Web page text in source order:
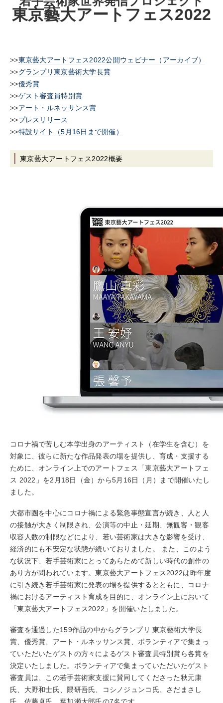
東京藝大アートフェス2022
>>東京藝大アートフェス2022公開ウェビナー（アーカイブ）
>>グランプリ東京藝術大学長賞
>>優秀賞
>>ゲスト審査員特別賞
>>アート・ルネッサンス賞
>>プレスリリース
>>特設サイト（5月16日まで開催）
東京藝大アートフェス2022概要
コロナ禍で苦しむ本学出身のアーティスト（在学生を含む）を
対象に、彼らに新たな作品発表の場を提供し、育成・支援する
ために、オンライン上でのアートフェス「東京藝大アートフェ
ス 2022」を2月18日（金）から5月16日（月）まで開催いたし
ました。
大都市圏を中心にコロナ禍による緊急事態宣言が続き、人と人
の接触が大きく制限され、公演等の中止・延期、無観客・観客
収容人数の制限などにより、若い芸術家は大きな影響を受け、
経済的にも不安定な状態が続いておりました。 また、このよう
な状況下、若手芸術家にとってあらためて新しい時代の創作の
あり方が問われています。東京藝大アートフェス2022は昨年度
に引き続き若手芸術家に発表の場を提供するとともに、コロナ
禍におけるアーティスト育成を目的に、オンライン上において
「東京藝大アートフェス2022」を開催いたしました。
審査を通過した159作品の中からグランプリ 東京藝術大学長
賞、優秀賞、アート・ルネッサンス賞、ボランティアで集まっ
ていただいたゲストの方々によるゲスト審査員特別賞ら各賞を
決定いたしました。ボランティアで集まっていただいたゲスト
審査員は、この若手芸術家支援に賛同してくださった秋元康
氏、大野和士氏、隈研吾氏、コシノジュンコ氏、さだまさし